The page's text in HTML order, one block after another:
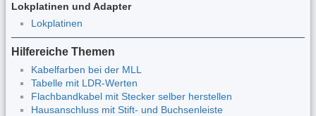
Lokplatinen und Adapter
Lokplatinen
Hilfereiche Themen
Kabelfarben bei der MLL
Tabelle mit LDR-Werten
Flachbandkabel mit Stecker selber herstellen
Hausanschluss mit Stift- und Buchsenleiste